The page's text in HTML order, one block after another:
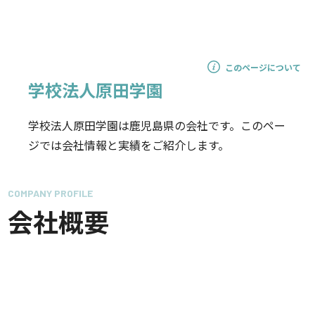
このページについて
学校法人原田学園
学校法人原田学園は鹿児島県の会社です。このペー
ジでは会社情報と実績をご紹介します。
COMPANY PROFILE
会社概要